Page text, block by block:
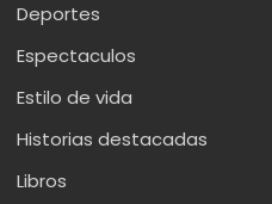
Deportes
Espectaculos
Estilo de vida
Historias destacadas
Libros